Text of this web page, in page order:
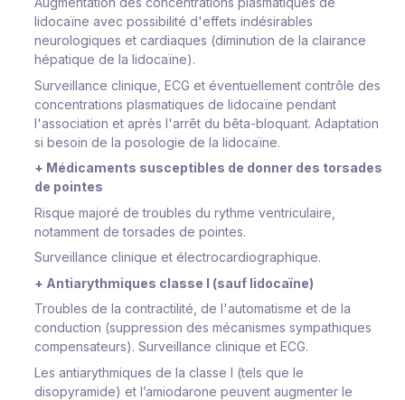
lidocaïne avec possibilité d'effets indésirables
neurologiques et cardiaques (diminution de la clairance
hépatique de la lidocaïne).
Surveillance clinique, ECG et éventuellement contrôle des
concentrations plasmatiques de lidocaïne pendant
l'association et après l'arrêt du bêta-bloquant. Adaptation
si besoin de la posologie de la lidocaïne.
+ Médicaments susceptibles de donner des torsades
de pointes
Risque majoré de troubles du rythme ventriculaire,
notamment de torsades de pointes.
Surveillance clinique et électrocardiographique.
+ Antiarythmiques classe I (sauf lidocaïne)
Troubles de la contractilité, de l'automatisme et de la
conduction (suppression des mécanismes sympathiques
compensateurs). Surveillance clinique et ECG.
Les antiarythmiques de la classe I (tels que le
disopyramide) et l’amiodarone peuvent augmenter le